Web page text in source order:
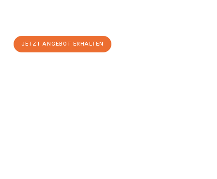
JETZT ANGEBOT ERHALTEN